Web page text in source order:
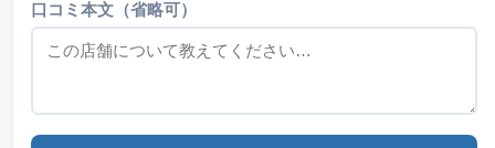
口コミ本文（省略可）